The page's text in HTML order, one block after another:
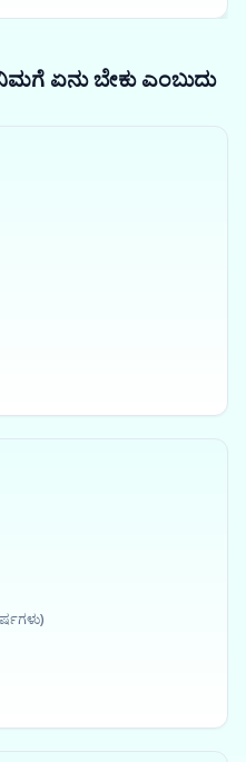
ಏನು ಬೇಕು ಎಂಬುದು